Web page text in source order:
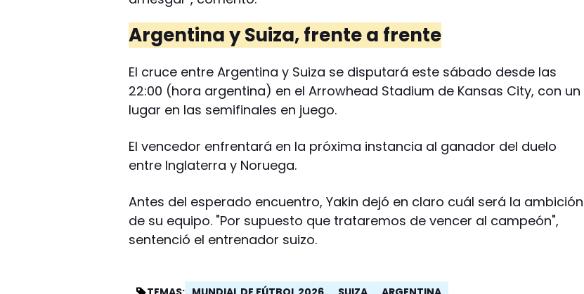
Argentina y Suiza, frente a frente
El cruce entre Argentina y Suiza se disputará este sábado desde las
22:00 (hora argentina) en el Arrowhead Stadium de Kansas City, con un
lugar en las semifinales en juego.
El vencedor enfrentará en la próxima instancia al ganador del duelo
entre Inglaterra y Noruega.
Antes del esperado encuentro, Yakin dejó en claro cuál será la ambición
de su equipo. "Por supuesto que trataremos de vencer al campeón",
sentenció el entrenador suizo.